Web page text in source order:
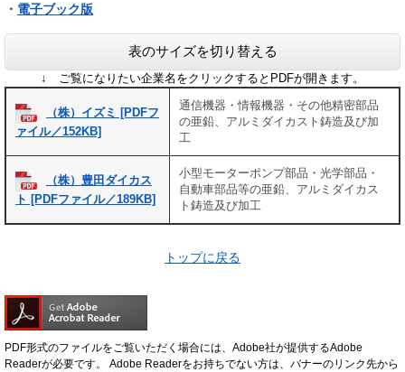
・ 電子ブック版
表のサイズを切り替える
↓ ご覧になりたい企業名をクリックするとPDFが開きます。
（株）イズミ [PDFフ
ァイル／152KB]
通信機器・情報機器・その他精密部品
の亜鉛、アルミダイカスト鋳造及び加
工
（株）豊田ダイカス
ト [PDFファイル／189KB]
小型モーターポンプ部品・光学部品・
自動車部品等の亜鉛、アルミダイカス
ト鋳造及び加工
トップに戻る
PDF形式のファイルをご覧いただく場合には、Adobe社が提供するAdobe
Readerが必要です。
Adobe Readerをお持ちでない方は、バナーのリンク先から